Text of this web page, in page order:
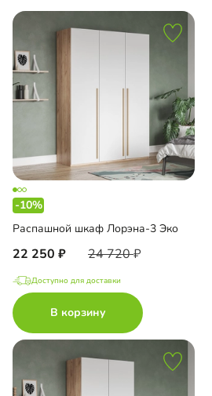
-10%
Распашной шкаф Лорэна-3 Эко
22 250 24 720
Доступно для доставки
В корзину